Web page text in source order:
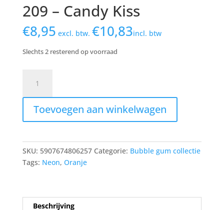
209 – Candy Kiss
€8,95 excl. btw. €10,83incl. btw
Slechts 2 resterend op voorraad
Candy
Kiss
aantal
Toevoegen aan winkelwagen
SKU: 5907674806257 Categorie: Bubble gum collectie
Tags: Neon, Oranje
Beschrijving